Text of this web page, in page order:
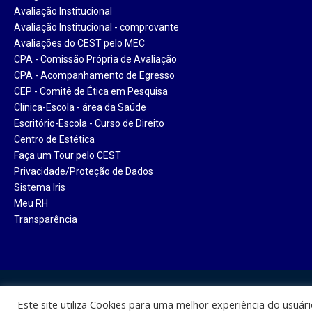
Avaliação Institucional
Avaliação Institucional - comprovante
Avaliações do CEST pelo MEC
CPA - Comissão Própria de Avaliação
CPA - Acompanhamento de Egresso
CEP - Comitê de Ética em Pesquisa
Clínica-Escola - área da Saúde
Escritório-Escola - Curso de Direito
Centro de Estética
Faça um Tour pelo CEST
Privacidade/Proteção de Dados
Sistema Iris
Meu RH
Transparência
Este site utiliza Cookies para uma melhor experiência do